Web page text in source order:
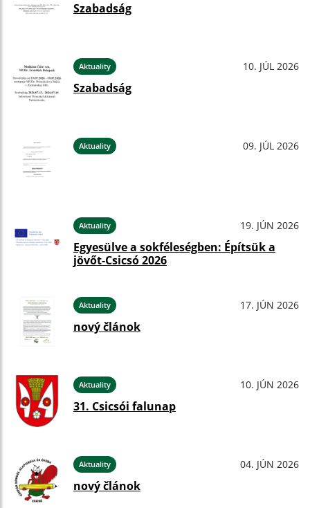
Szabadság
Aktuality 10. JÚL 2026
Szabadság
Aktuality 09. JÚL 2026
Aktuality 19. JÚN 2026
Egyesülve a sokféleségben: Építsük a
jövőt-Csicsó 2026
Aktuality 17. JÚN 2026
nový článok
Aktuality 10. JÚN 2026
31. Csicsói falunap
Aktuality 04. JÚN 2026
nový článok